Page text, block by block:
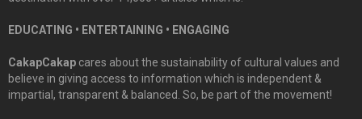
EDUCATING • ENTERTAINING • ENGAGING
CakapCakap cares about the sustainability of cultural values and
believe in giving access to information which is independent &
impartial, transparent & balanced. So, be part of the movement!